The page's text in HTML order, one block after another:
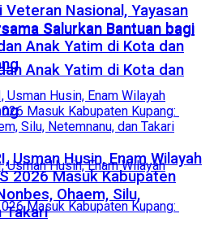
Salurkan Bantuan bagi
Anak Yatim di Kota dan
Nasional, Yayasan
Salurkan Bantuan bagi
Anak Yatim di Kota dan
Usman Husin, Enam Wilayah
2026 Masuk Kabupaten
Ohaem, Silu,
Takari